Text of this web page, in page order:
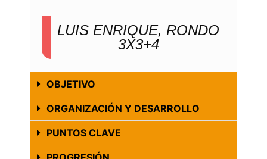
LUIS ENRIQUE, RONDO
3X3+4
OBJETIVO
ORGANIZACIÓN Y DESARROLLO
PUNTOS CLAVE